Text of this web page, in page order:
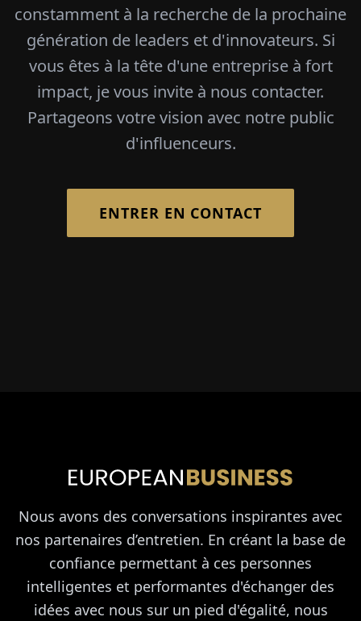
constamment à la recherche de la prochaine
génération de leaders et d'innovateurs. Si
vous êtes à la tête d'une entreprise à fort
impact, je vous invite à nous contacter.
Partageons votre vision avec notre public
d'influenceurs.
ENTRER EN CONTACT
Nous avons des conversations inspirantes avec
nos partenaires d’entretien. En créant la base de
confiance permettant à ces personnes
intelligentes et performantes d'échanger des
idées avec nous sur un pied d'égalité, nous